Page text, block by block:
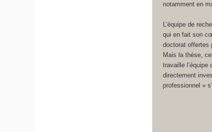
notamment en
L’équipe de
qui en fait son
doctorat offertes
Mais la thèse,
travaille
directement
professionnel »